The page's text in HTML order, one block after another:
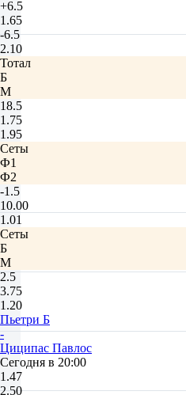
+6.5
1.65
-6.5
2.10
Тотал
Б
М
18.5
1.75
1.95
Сеты
Ф1
Ф2
-1.5
10.00
1.01
Сеты
Б
М
2.5
3.75
1.20
Пьетри Б
-
Циципас Павлос
Сегодня в 20:00
1.47
2.50